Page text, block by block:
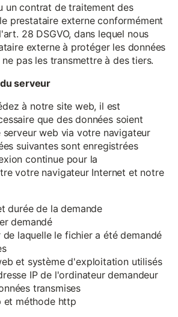
un contrat de traitement des
prestataire externe conformément
28 DSGVO, dans lequel nous
externe à protéger les données
pas les transmettre à des tiers.
serveur
à notre site web, il est
que des données soient
serveur web via votre navigateur
suivantes sont enregistrées
continue pour la
votre navigateur Internet et notre
durée de la demande
demandé
laquelle le fichier a été demandé
et système d'exploitation utilisés
IP de l'ordinateur demandeur
transmises
et méthode http